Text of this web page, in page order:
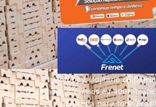
Motoboy, Utilitário ou
(Lalamove, Correios ou 400+
Entrega para todo